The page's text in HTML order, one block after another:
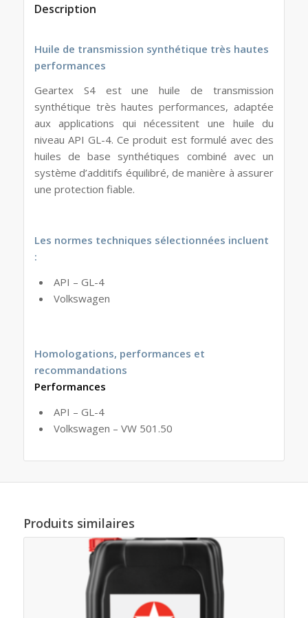
Description
Huile de transmission synthétique très hautes
performances
Geartex S4 est une huile de transmission
synthétique très hautes performances, adaptée
aux applications qui nécessitent une huile du
niveau API GL-4. Ce produit est formulé avec des
huiles de base synthétiques combiné avec un
système d’additifs équilibré, de manière à assurer
une protection fiable.
Les normes techniques sélectionnées incluent
:
API – GL-4
Volkswagen
Homologations, performances et
recommandations
Performances
API – GL-4
Volkswagen – VW 501.50
Produits similaires